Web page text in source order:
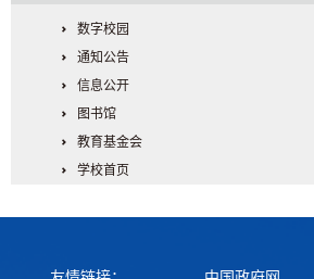
数字校园
通知公告
信息公开
图书馆
教育基金会
学校首页